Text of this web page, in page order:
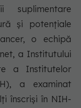
și potențiale
o echipă
a Institutului
a Institutelor
a examinat
înscriși în NIH-